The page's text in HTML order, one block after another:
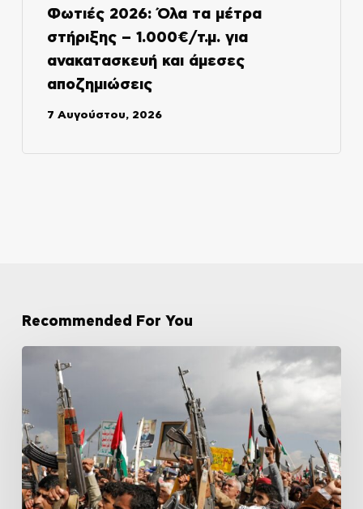
Φωτιές 2026: Όλα τα μέτρα
στήριξης – 1.000€/τ.μ. για
ανακατασκευή και άμεσες
αποζημιώσεις
7 Αυγούστου, 2026
Recommended For You